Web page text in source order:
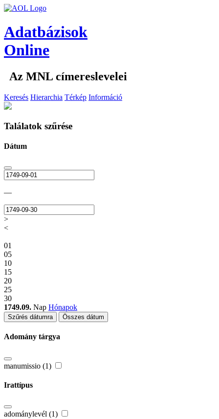
Adatbázisok
Online
Az MNL címereslevelei
Keresés Hierarchia Térkép Információ
Találatok szűrése
Dátum
—
>
<
01
05
10
15
20
25
30
1749.09. Nap Hónapok
Szűrés dátumra Összes dátum
Adomány tárgya
manumissio (1)
Irattípus
adománylevél (1)